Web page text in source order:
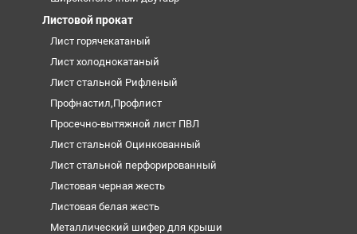
Листовой прокат
Лист горячекатаный
Лист холоднокатаный
Лист стальной Рифленый
Профнастил,Профлист
Просечно-вытяжной лист ПВЛ
Лист стальной Оцинкованный
Лист стальной перфорированный
Листовая черная жесть
Листовая белая жесть
Металлический шифер для крыши